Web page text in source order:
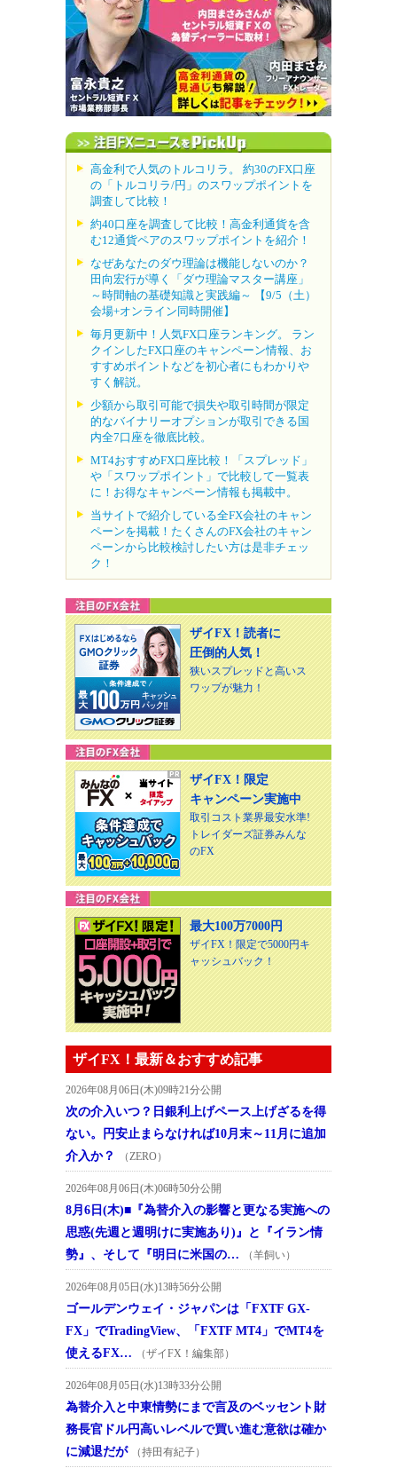
高金利で人気のトルコリラ。 約30のFX口座
の「トルコリラ/円」のスワップポイントを
調査して比較！
約40口座を調査して比較！高金利通貨を含
む12通貨ペアのスワップポイントを紹介！
なぜあなたのダウ理論は機能しないのか？
田向宏行が導く「ダウ理論マスター講座」
～時間軸の基礎知識と実践編～ 【9/5（土）
会場+オンライン同時開催】
毎月更新中！人気FX口座ランキング。 ラン
クインしたFX口座のキャンペーン情報、お
すすめポイントなどを初心者にもわかりや
すく解説。
少額から取引可能で損失や取引時間が限定
的なバイナリーオプションが取引できる国
内全7口座を徹底比較。
MT4おすすめFX口座比較！「スプレッド」
や「スワップポイント」で比較して一覧表
に！お得なキャンペーン情報も掲載中。
当サイトで紹介している全FX会社のキャン
ペーンを掲載！たくさんのFX会社のキャン
ペーンから比較検討したい方は是非チェッ
ク！
ザイFX！読者に
圧倒的人気！
狭いスプレッドと高いス
ワップが魅力！
ザイFX！限定
キャンペーン実施中
取引コスト業界最安水準!
トレイダーズ証券みんな
のFX
最大100万7000円
ザイFX！限定で5000円キ
ャッシュバック！
ザイFX！最新＆おすすめ記事
2026年08月06日(木)09時21分公開
次の介入いつ？日銀利上げペース上げざるを得
ない。円安止まらなければ10月末～11月に追加
介入か？
（ZERO）
2026年08月06日(木)06時50分公開
8月6日(木)■『為替介入の影響と更なる実施への
思惑(先週と週明けに実施あり)』と『イラン情
勢』、そして『明日に米国の…
（羊飼い）
2026年08月05日(水)13時56分公開
ゴールデンウェイ・ジャパンは「FXTF GX-
FX」でTradingView、「FXTF MT4」でMT4を
使えるFX…
（ザイFX！編集部）
2026年08月05日(水)13時33分公開
為替介入と中東情勢にまで言及のベッセント財
務長官ドル円高いレベルで買い進む意欲は確か
に減退だが
（持田有紀子）